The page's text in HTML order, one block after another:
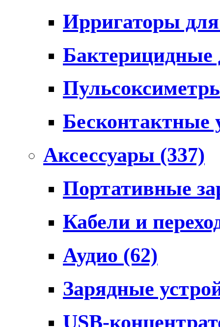
Ирригаторы
Бесконтактные
Аксессуары (337)
Портативные
Кабели и
Аудио (62)
Зарядные
USB-